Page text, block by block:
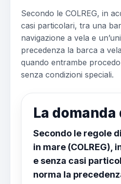
Secondo le COLREG, in
casi particolari, tra una
navigazione a vela e
precedenza la barca a
quando entrambe
senza condizioni speciali.
La domanda
Secondo le regole
in mare (COLREG),
e senza casi
norma la